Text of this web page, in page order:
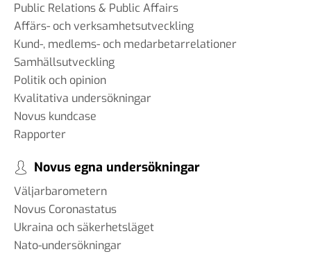
Public Relations & Public Affairs
Affärs- och verksamhetsutveckling
Kund-, medlems- och medarbetarrelationer
Samhällsutveckling
Politik och opinion
Kvalitativa undersökningar
Novus kundcase
Rapporter
Novus egna undersökningar
Väljarbarometern
Novus Coronastatus
Ukraina och säkerhetsläget
Nato-undersökningar